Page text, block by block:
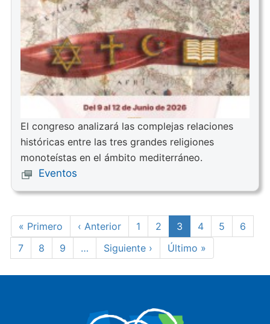
El congreso analizará las complejas relaciones
históricas entre las tres grandes religiones
monoteístas en el ámbito mediterráneo.
Eventos
Paginación
Primera
página
« Primero
Página
anterior
‹ Anterior Page
1 Page
2
Página
actual
3 Page
4 Page
5 Page
6
Page
7 Page
8 Page
9 …
Siguiente
página
Siguiente ›
Última
página
Último »